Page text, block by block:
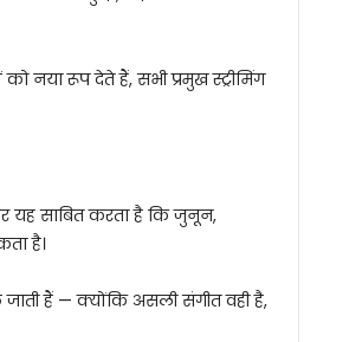
रूप देते हैं, सभी प्रमुख स्ट्रीमिंग
यह साबित करता है कि जुनून,
है।
हैं — क्योंकि असली संगीत वही है,